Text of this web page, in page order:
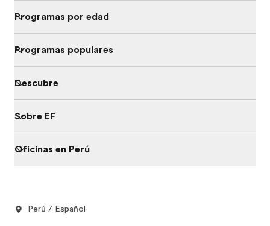
Programas por edad
Programas populares
Descubre
Sobre EF
Oficinas en Perú
Perú / Español